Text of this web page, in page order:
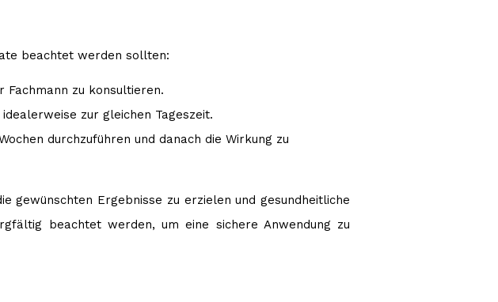
beachtet werden sollten:
Fachmann zu konsultieren.
zur gleichen Tageszeit.
durchzuführen und danach die Wirkung zu
gewünschten Ergebnisse zu erzielen und gesundheitliche
beachtet werden, um eine sichere Anwendung zu